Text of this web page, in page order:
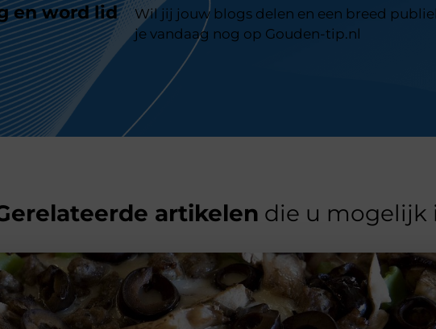
en word lid
Wil jij jouw blogs delen en een breed
je vandaag nog op Gouden-tip.nl
artikelen die u mogelijk